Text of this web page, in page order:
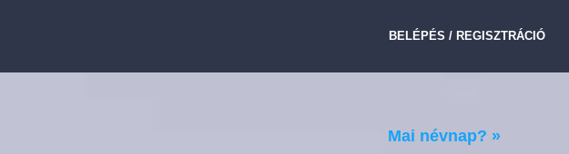
BELÉPÉS / REGISZTRÁCIÓ
Mai névnap? »